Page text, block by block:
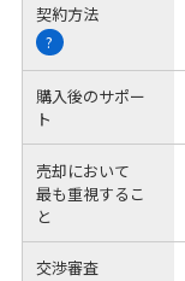
契約方法
?
購入後のサポー
ト
売却において
最も重視するこ
と
交渉審査